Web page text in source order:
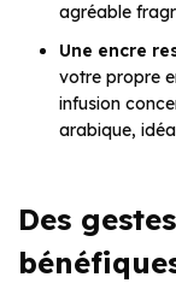
agréable
Une encre
votre propre
infusion
arabique,
Des